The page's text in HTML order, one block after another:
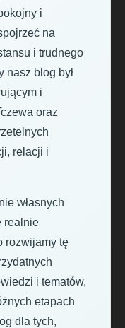
i
na
i trudnego
nasz blog był
i
oraz
relacji i
własnych
realnie
rozwijamy tę
i tematów,
etapach
dla tych,